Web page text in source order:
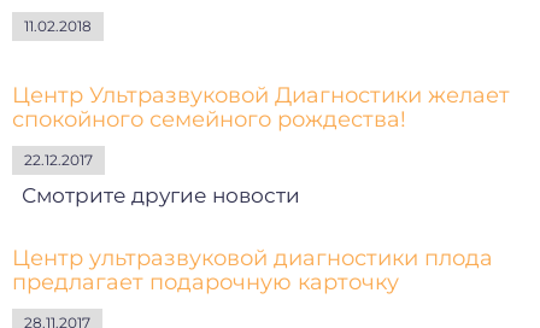
11.02.2018
Центр Ультразвуковой Диагностики желает
спокойного семейного рождества!
22.12.2017
Смотрите другие новости
Центр ультразвуковой диагностики плода
предлагает подарочную карточку
28.11.2017